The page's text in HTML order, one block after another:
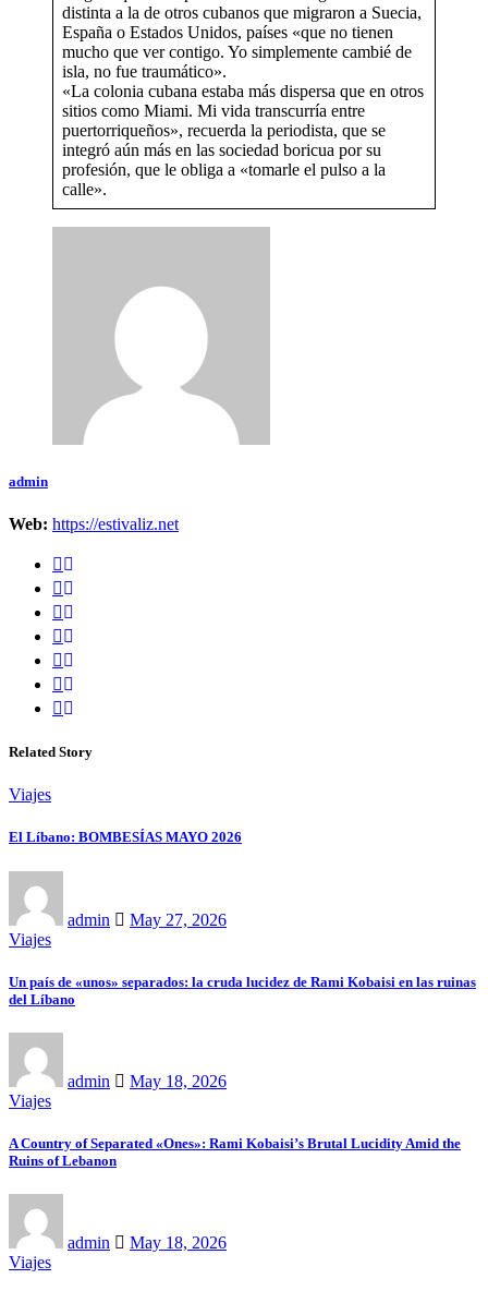
distinta a la de otros cubanos que migraron a Suecia,
España o Estados Unidos, países «que no tienen
mucho que ver contigo. Yo simplemente cambié de
isla, no fue traumático».
«La colonia cubana estaba más dispersa que en otros
sitios como Miami. Mi vida transcurría entre
puertorriqueños», recuerda la periodista, que se
integró aún más en las sociedad boricua por su
profesión, que le obliga a «tomarle el pulso a la
calle».
admin
Web: https://estivaliz.net
Related Story
Viajes
El Líbano: BOMBESÍAS MAYO 2026
admin
May 27, 2026
Viajes
Un país de «unos» separados: la cruda lucidez de Rami Kobaisi en las ruinas
del Líbano
admin
May 18, 2026
Viajes
A Country of Separated «Ones»: Rami Kobaisi’s Brutal Lucidity Amid the
Ruins of Lebanon
admin
May 18, 2026
Viajes